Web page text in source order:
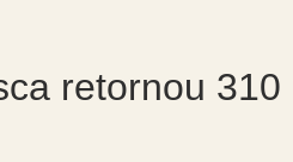
retornou 310